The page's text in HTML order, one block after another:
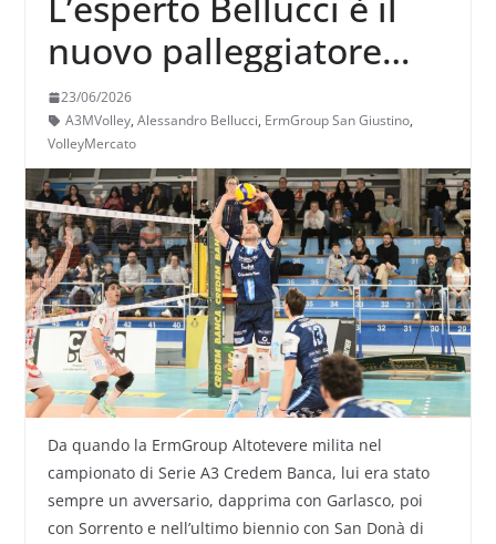
nuovo palleggiatore
dell’ErmGroup
Altotevere
23/06/2026
A3MVolley, Alessandro Bellucci, ErmGroup San Giustino,
VolleyMercato
Da quando la ErmGroup Altotevere milita nel
campionato di Serie A3 Credem Banca, lui era stato
sempre un avversario, dapprima con Garlasco, poi
con Sorrento e nell’ultimo biennio con San Donà di